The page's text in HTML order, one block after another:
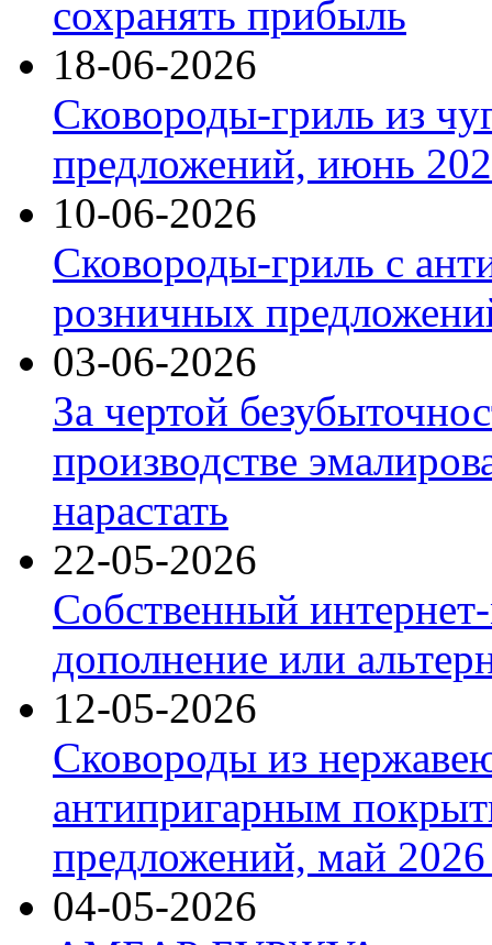
сохранять прибыль
18-06-2026
Сковороды-гриль из
предложений, июнь
10-06-2026
Сковороды-гриль с
розничных
03-06-2026
За чертой
производстве
нарастать
22-05-2026
Собственный
дополнение или
12-05-2026
Сковороды из
антипригарным
предложений, май 2026
04-05-2026